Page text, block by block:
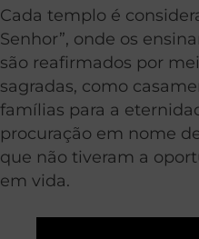
Cada templo é
Senhor”, onde os
são reafirmados por
sagradas, como
famílias para a
procuração em nome
que não tiveram a
em vida.